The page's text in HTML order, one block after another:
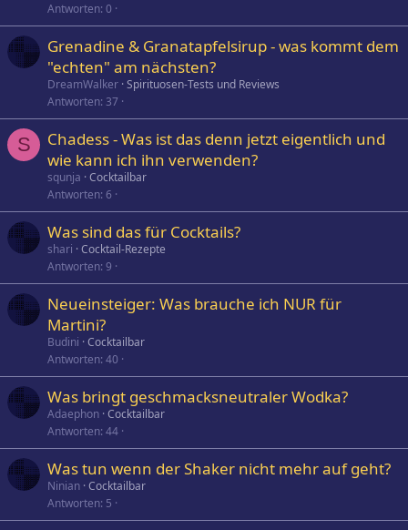
Antworten 0
Grenadine & Granatapfelsirup - was kommt dem
"echten" am nächsten?
DreamWalker Spirituosen-Tests und Reviews
Antworten 37
S
Chadess - Was ist das denn jetzt eigentlich und
wie kann ich ihn verwenden?
squnja Cocktailbar
Antworten 6
Was sind das für Cocktails?
shari Cocktail-Rezepte
Antworten 9
Neueinsteiger: Was brauche ich NUR für
Martini?
Budini Cocktailbar
Antworten 40
Was bringt geschmacksneutraler Wodka?
Adaephon Cocktailbar
Antworten 44
Was tun wenn der Shaker nicht mehr auf geht?
Ninian Cocktailbar
Antworten 5